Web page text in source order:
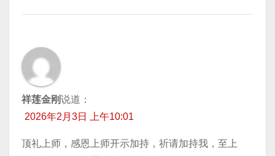
祥莲金刚说道：
2026年2月3日 上午10:01
顶礼上师，感恩上师开示加持，祈请加持我，至上